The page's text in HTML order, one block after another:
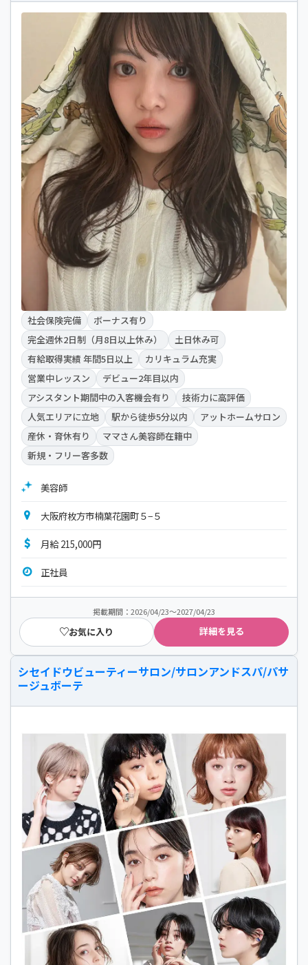
社会保険完備
ボーナス有り
完全週休2日制（月8日以上休み）
土日休み可
有給取得実績 年間5日以上
カリキュラム充実
営業中レッスン
デビュー2年目以内
アシスタント期間中の入客機会有り
技術力に高評価
人気エリアに立地
駅から徒歩5分以内
アットホームサロン
産休・育休有り
ママさん美容師在籍中
新規・フリー客多数
美容師
大阪府枚方市楠葉花園町５−５
月給 215,000円
正社員
掲載期間：2026/04/23～2027/04/23
お気に入り 詳細を見る
シセイドウビューティーサロン/サロンアンドスパ/パサ
ージュボーテ